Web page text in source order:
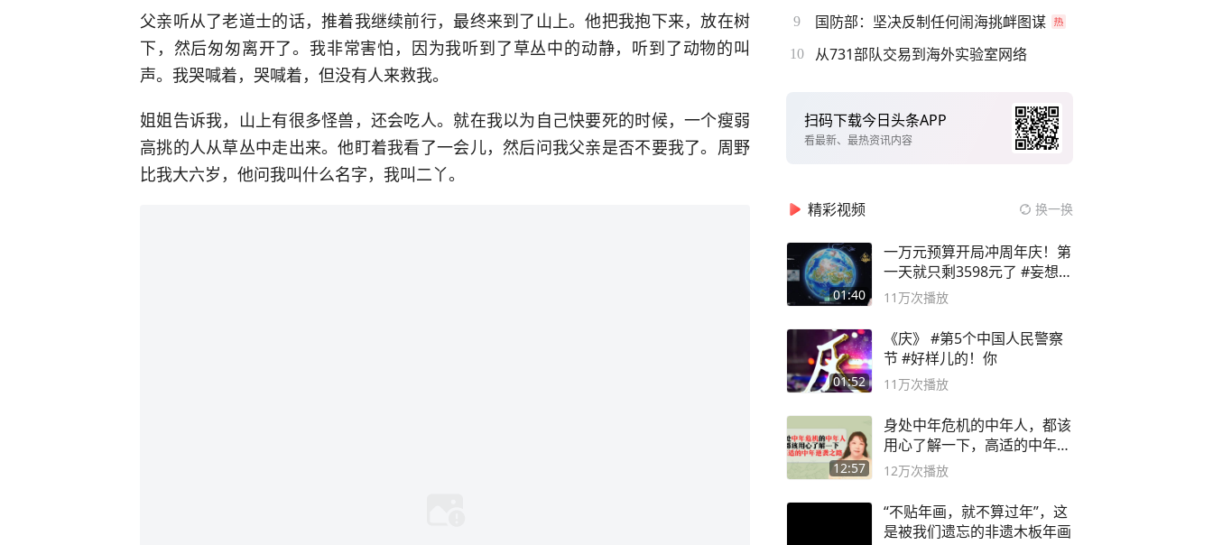
父亲听从了老道士的话，推着我继续前行，最终来到了山上。他把我抱下来，放在树
下，然后匆匆离开了。我非常害怕，因为我听到了草丛中的动静，听到了动物的叫
声。我哭喊着，哭喊着，但没有人来救我。
姐姐告诉我，山上有很多怪兽，还会吃人。就在我以为自己快要死的时候，一个瘦弱
高挑的人从草丛中走出来。他盯着我看了一会儿，然后问我父亲是否不要我了。周野
比我大六岁，他问我叫什么名字，我叫二丫。
9 国防部：坚决反制任何闹海挑衅图谋
10 从731部队交易到海外实验室网络
扫码下载今日头条APP
看最新、最热资讯内容
精彩视频 换一换
01:40
一万元预算开局冲周年庆！第
一天就只剩3598元了 #妄想山
海
11万次播放
01:52
《庆》 #第5个中国人民警察
节 #好样儿的！你
11万次播放
12:57
身处中年危机的中年人，都该
用心了解一下，高适的中年逆
袭之路
12万次播放
“不贴年画，就不算过年”，这
是被我们遗忘的非遗木板年画